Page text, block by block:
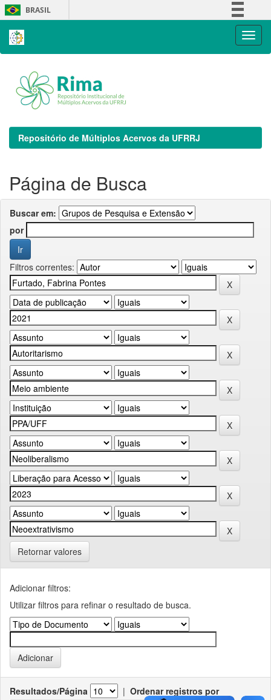
Skip
navigation
BRASIL
Repositório de Múltiplos Acervos da UFRRJ
Página de Busca
Buscar em:
por
Filtros correntes:
Retornar valores
Adicionar filtros:
Utilizar filtros para refinar o resultado de busca.
Resultados/Página | Ordenar registros por